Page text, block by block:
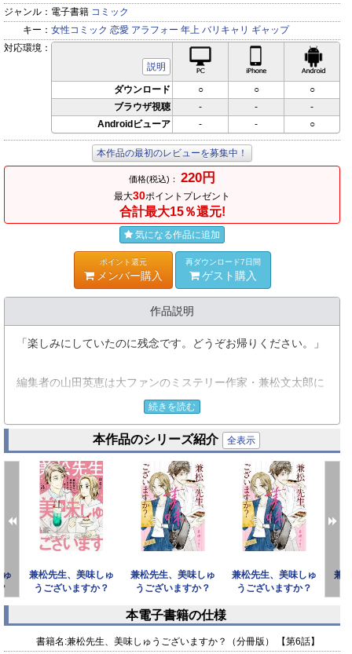
ジャンル： 電子書籍 コミック
キー： 女性コミック 恋愛 アラフォー 年上 バリキャリ ギャップ
対応環境：
説明
iPhone対応
ダウンロード ○ ○
○
ブラウザ視聴
- -
-
Androidビューア
- - ○
本作品の最初のレビューを募集中！
価格(税込)： 220円
最大30ポイントプレゼント
合計最大15％還元!
気になる作品に追加
ポイント還元
メンバー購入
再ダウンロード7日間
ゲスト購入
作品説明
「楽しみにしていたのに残念です。どうぞお帰りください。」
編集者の山田英恵は大ファンのミステリー作家・兼松文太郎に
雑誌コラムの執筆を依頼する。
ダメ元での依頼だったけど…まさかのOK！
手土産をテーマとしたコラムの依頼のため、
英恵も手土産を持って兼松の元に挨拶に向かうことに。
しかし“無難”を理由に選んだお菓子ということを兼松に見抜か
れてしまい──？
ミステリアスな作家の予想外な『手土産愛』に振り回され…
仕事も恋も手抜きができない不器用な大人同士のお仕事ラブス
トーリー！
※この作品は『PRIMO Vol.7』に収録されています。重複購入
続きを読む
本作品のシリーズ紹介 全表示
ゅ
兼松先生、美味しゅ
うございますか？
兼松先生、美味しゅ
うございますか？
話】
兼松先生、美味しゅ
うございますか？
兼
prev next
本電子書籍の仕様
書籍名:兼松先生、美味しゅうございますか？（分冊版） 【第6話】